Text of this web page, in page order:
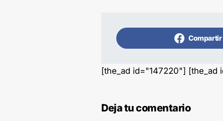
Compartir
[the_ad id="147220"] [the_ad
Deja tu comentario